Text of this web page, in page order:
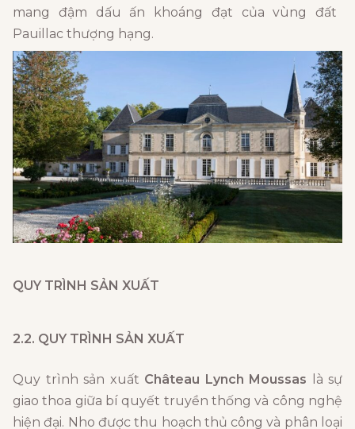
mang đậm dấu ấn khoáng đạt của vùng đất
Pauillac thượng hạng.
QUY TRÌNH SẢN XUẤT
2.2. QUY TRÌNH SẢN XUẤT
Quy trình sản xuất Château Lynch Moussas là sự
giao thoa giữa bí quyết truyền thống và công nghệ
hiện đại. Nho được thu hoạch thủ công và phân loại